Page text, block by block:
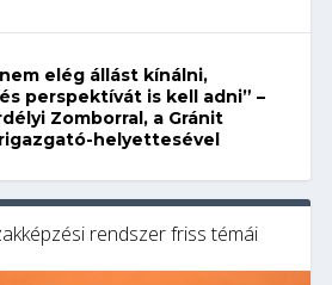
elég állást kínálni,
perspektívát is kell adni” –
Zomborral, a Gránit
helyettesével
rendszer friss témái